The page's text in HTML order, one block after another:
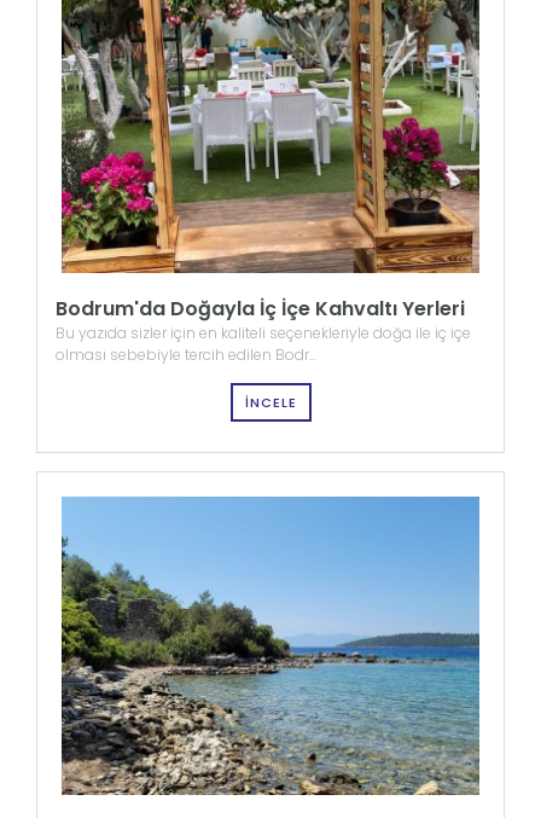
Bodrum'da Doğayla İç İçe Kahvaltı Yerleri
Bu yazıda sizler için en kaliteli seçenekleriyle doğa ile iç içe
olması sebebiyle tercih edilen Bodr...
İNCELE